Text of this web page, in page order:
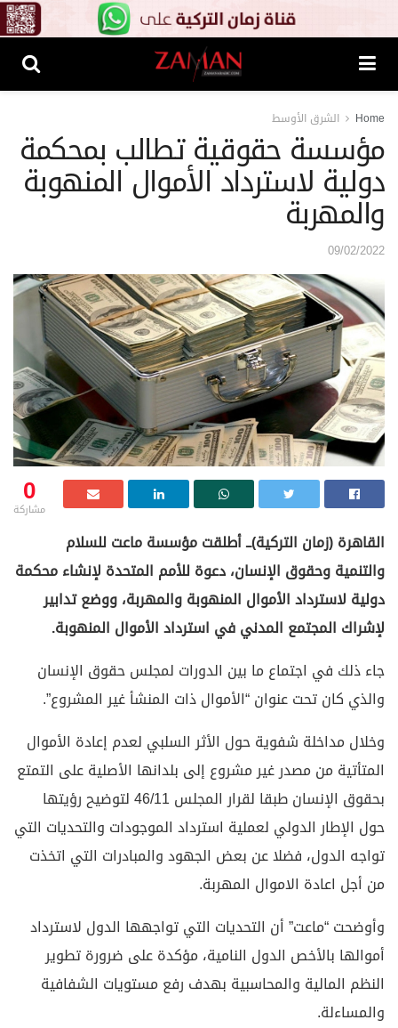
Home الشرق الأوسط
مؤسسة حقوقية تطالب بمحكمة
دولية لاسترداد الأموال المنهوبة
والمهربة
09/02/2022
0
مشاركة
القاهرة (زمان التركية)ــ أطلقت مؤسسة ماعت للسلام
والتنمية وحقوق الإنسان، دعوة للأمم المتحدة لإنشاء محكمة
دولية لاسترداد الأموال المنهوبة والمهربة، ووضع تدابير
لإشراك المجتمع المدني في استرداد الأموال المنهوبة.
جاء ذلك في اجتماع ما بين الدورات لمجلس حقوق الإنسان
والذي كان تحت عنوان “الأموال ذات المنشأ غير المشروع”.
وخلال مداخلة شفوية حول الأثر السلبي لعدم إعادة الأموال
المتأتية من مصدر غير مشروع إلى بلدانها الأصلية على التمتع
بحقوق الإنسان طبقا لقرار المجلس 46/11 لتوضيح رؤيتها
حول الإطار الدولي لعملية استرداد الموجودات والتحديات التي
تواجه الدول، فضلا عن بعض الجهود والمبادرات التي اتخذت
من أجل اعادة الاموال المهربة.
وأوضحت “ماعت” أن التحديات التي تواجهها الدول لاسترداد
أموالها بالأخص الدول النامية، مؤكدة على ضرورة تطوير
النظم المالية والمحاسبية بهدف رفع مستويات الشفافية
والمساءلة.